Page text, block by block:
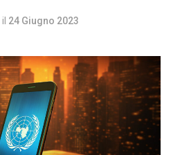
il 24 Giugno 2023